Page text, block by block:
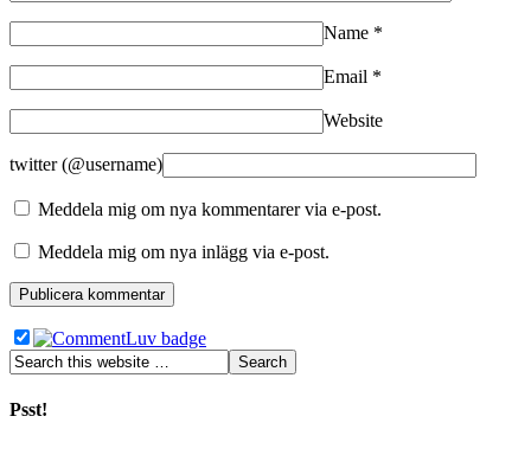
Name *
Email *
Website
twitter (@username)
Meddela mig om nya kommentarer via e-post.
Meddela mig om nya inlägg via e-post.
Psst!